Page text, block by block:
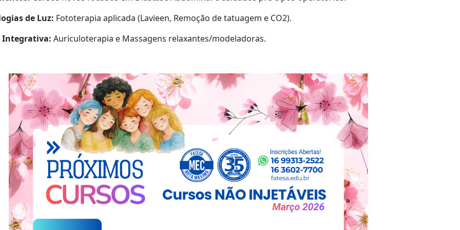
de Luz: Fototerapia aplicada (Lavieen, Remoção de tatuagem e CO2).
Integrativa: Auriculoterapia e Massagens relaxantes/modeladoras.